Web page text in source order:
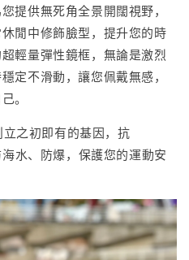
提供無死角全景開闊視野，
閒中修飾臉型，提升您的時
輕量彈性鏡框，無論是激烈
定不滑動，讓您佩戴無感，
。
之初即有的基因，抗
水、防爆，保護您的運動安